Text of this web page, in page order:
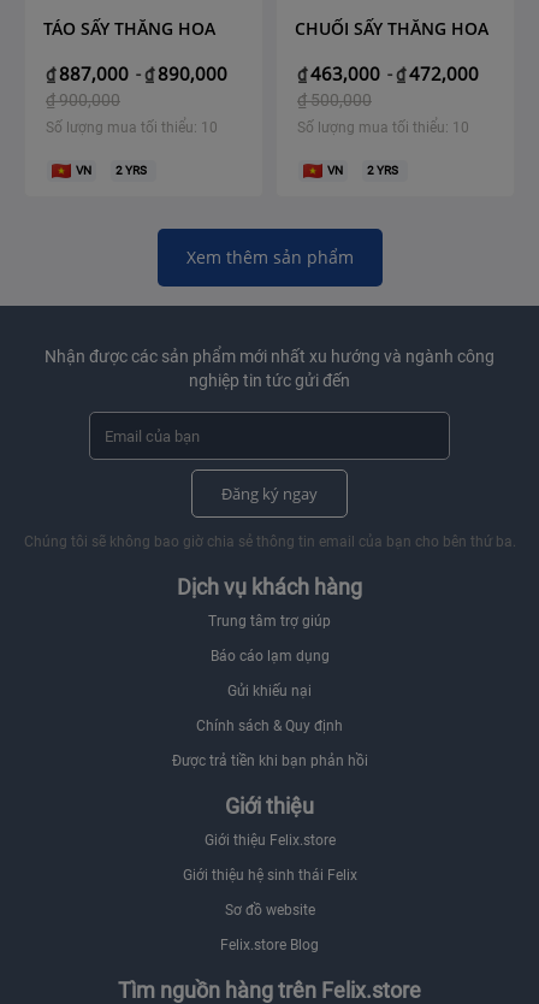
TÁO SẤY THĂNG HOA
₫ 887,000 -₫ 890,000
₫900,000
Số lượng mua tối thiểu: 10
VN 2YRS
CHUỐI SẤY THĂNG HOA
₫463,000 -₫472,000
₫500,000
Số lượng mua tối thiểu: 10
VN 2YRS
Xem thêm sản phẩm
Nhận được các sản phẩm mới nhất xu hướng và ngành công
nghiệp tin tức gửi đến
Đăng ký ngay
Chúng tôi sẽ không bao giờ chia sẻ thông tin email của bạn cho bên thứ ba.
Dịch vụ khách hàng
Trung tâm trợ giúp
Báo cáo lạm dụng
Gửi khiếu nại
Chính sách & Quy định
Được trả tiền khi bạn phản hồi
Giới thiệu
Giới thiệu Felix.store
Giới thiệu hệ sinh thái Felix
Sơ đồ website
Felix.store Blog
Tìm nguồn hàng trên Felix.store